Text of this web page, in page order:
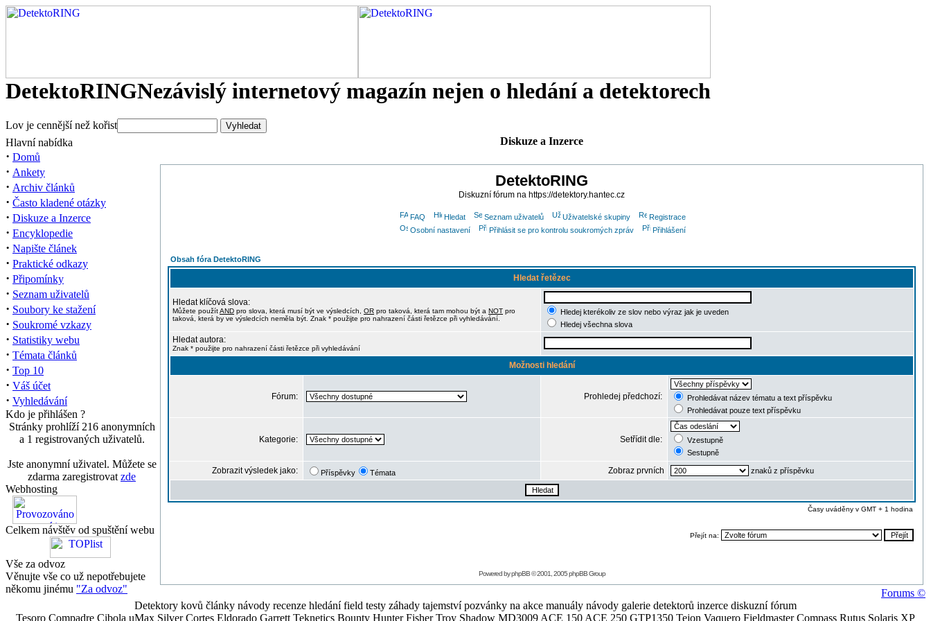
DetektoRINGNezávislý internetový magazín nejen o hledání a detektorech
Lov je cennější než kořist
Hlavní nabídka
· Domů
· Ankety
· Archiv článků
· Často kladené otázky
· Diskuze a Inzerce
· Encyklopedie
· Napište článek
· Praktické odkazy
· Připomínky
· Seznam uživatelů
· Soubory ke stažení
· Soukromé vzkazy
· Statistiky webu
· Témata článků
· Top 10
· Váš účet
· Vyhledávání
Kdo je přihlášen ?
Stránky prohlíží 216 anonymních
a 1 registrovaných uživatelů.
Jste anonymní uživatel. Můžete se
zdarma zaregistrovat zde
Webhosting
Celkem návštěv od spuštění webu
Vše za odvoz
Věnujte vše co už nepotřebujete
někomu jinému "Za odvoz"
Diskuze a Inzerce
DetektoRING
Diskuzní fórum na https://detektory.hantec.cz
FAQ Hledat Seznam uživatelů Uživatelské skupiny
Registrace
Osobní nastavení
Přihlásit se pro kontrolu soukromých zpráv Přihlášení
Obsah fóra DetektoRING
Hledat řetězec
Hledat klíčová slova:
Můžete použítAND pro slova, která musí být ve výsledcích, OR pro taková, která tam mohou být a NOT pro
taková, která by ve výsledcích neměla být. Znak * použijte pro nahrazení části řetězce při vyhledávání.
Hledej kterékoliv ze slov nebo výraz jak je uveden
Hledej všechna slova
Hledat autora:
Znak * použijte pro nahrazení části řetězce při vyhledávání
Možnosti hledání
Fórum: Prohledej předchozí:
Prohledávat název tématu a text příspěvku
Prohledávat pouze text příspěvku
Kategorie: Setřídit dle:
Vzestupně
Sestupně
Zobrazit výsledek jako: Příspěvky Témata Zobraz prvních znaků z příspěvku
Časy uváděny v GMT + 1 hodina
Přejít na:
Powered byphpBB© 2001, 2005 phpBB Group
Forums ©
Detektory kovů články návody recenze hledání field testy záhady tajemství pozvánky na akce manuály návody galerie detektorů inzerce diskuzní fórum
Tesoro Compadre Cibola uMax Silver Cortes Eldorado Garrett Teknetics Bounty Hunter Fisher Troy Shadow MD3009 ACE 150 ACE 250 GTP1350 Tejon Vaquero Fieldmaster Compass Rutus Solaris XP